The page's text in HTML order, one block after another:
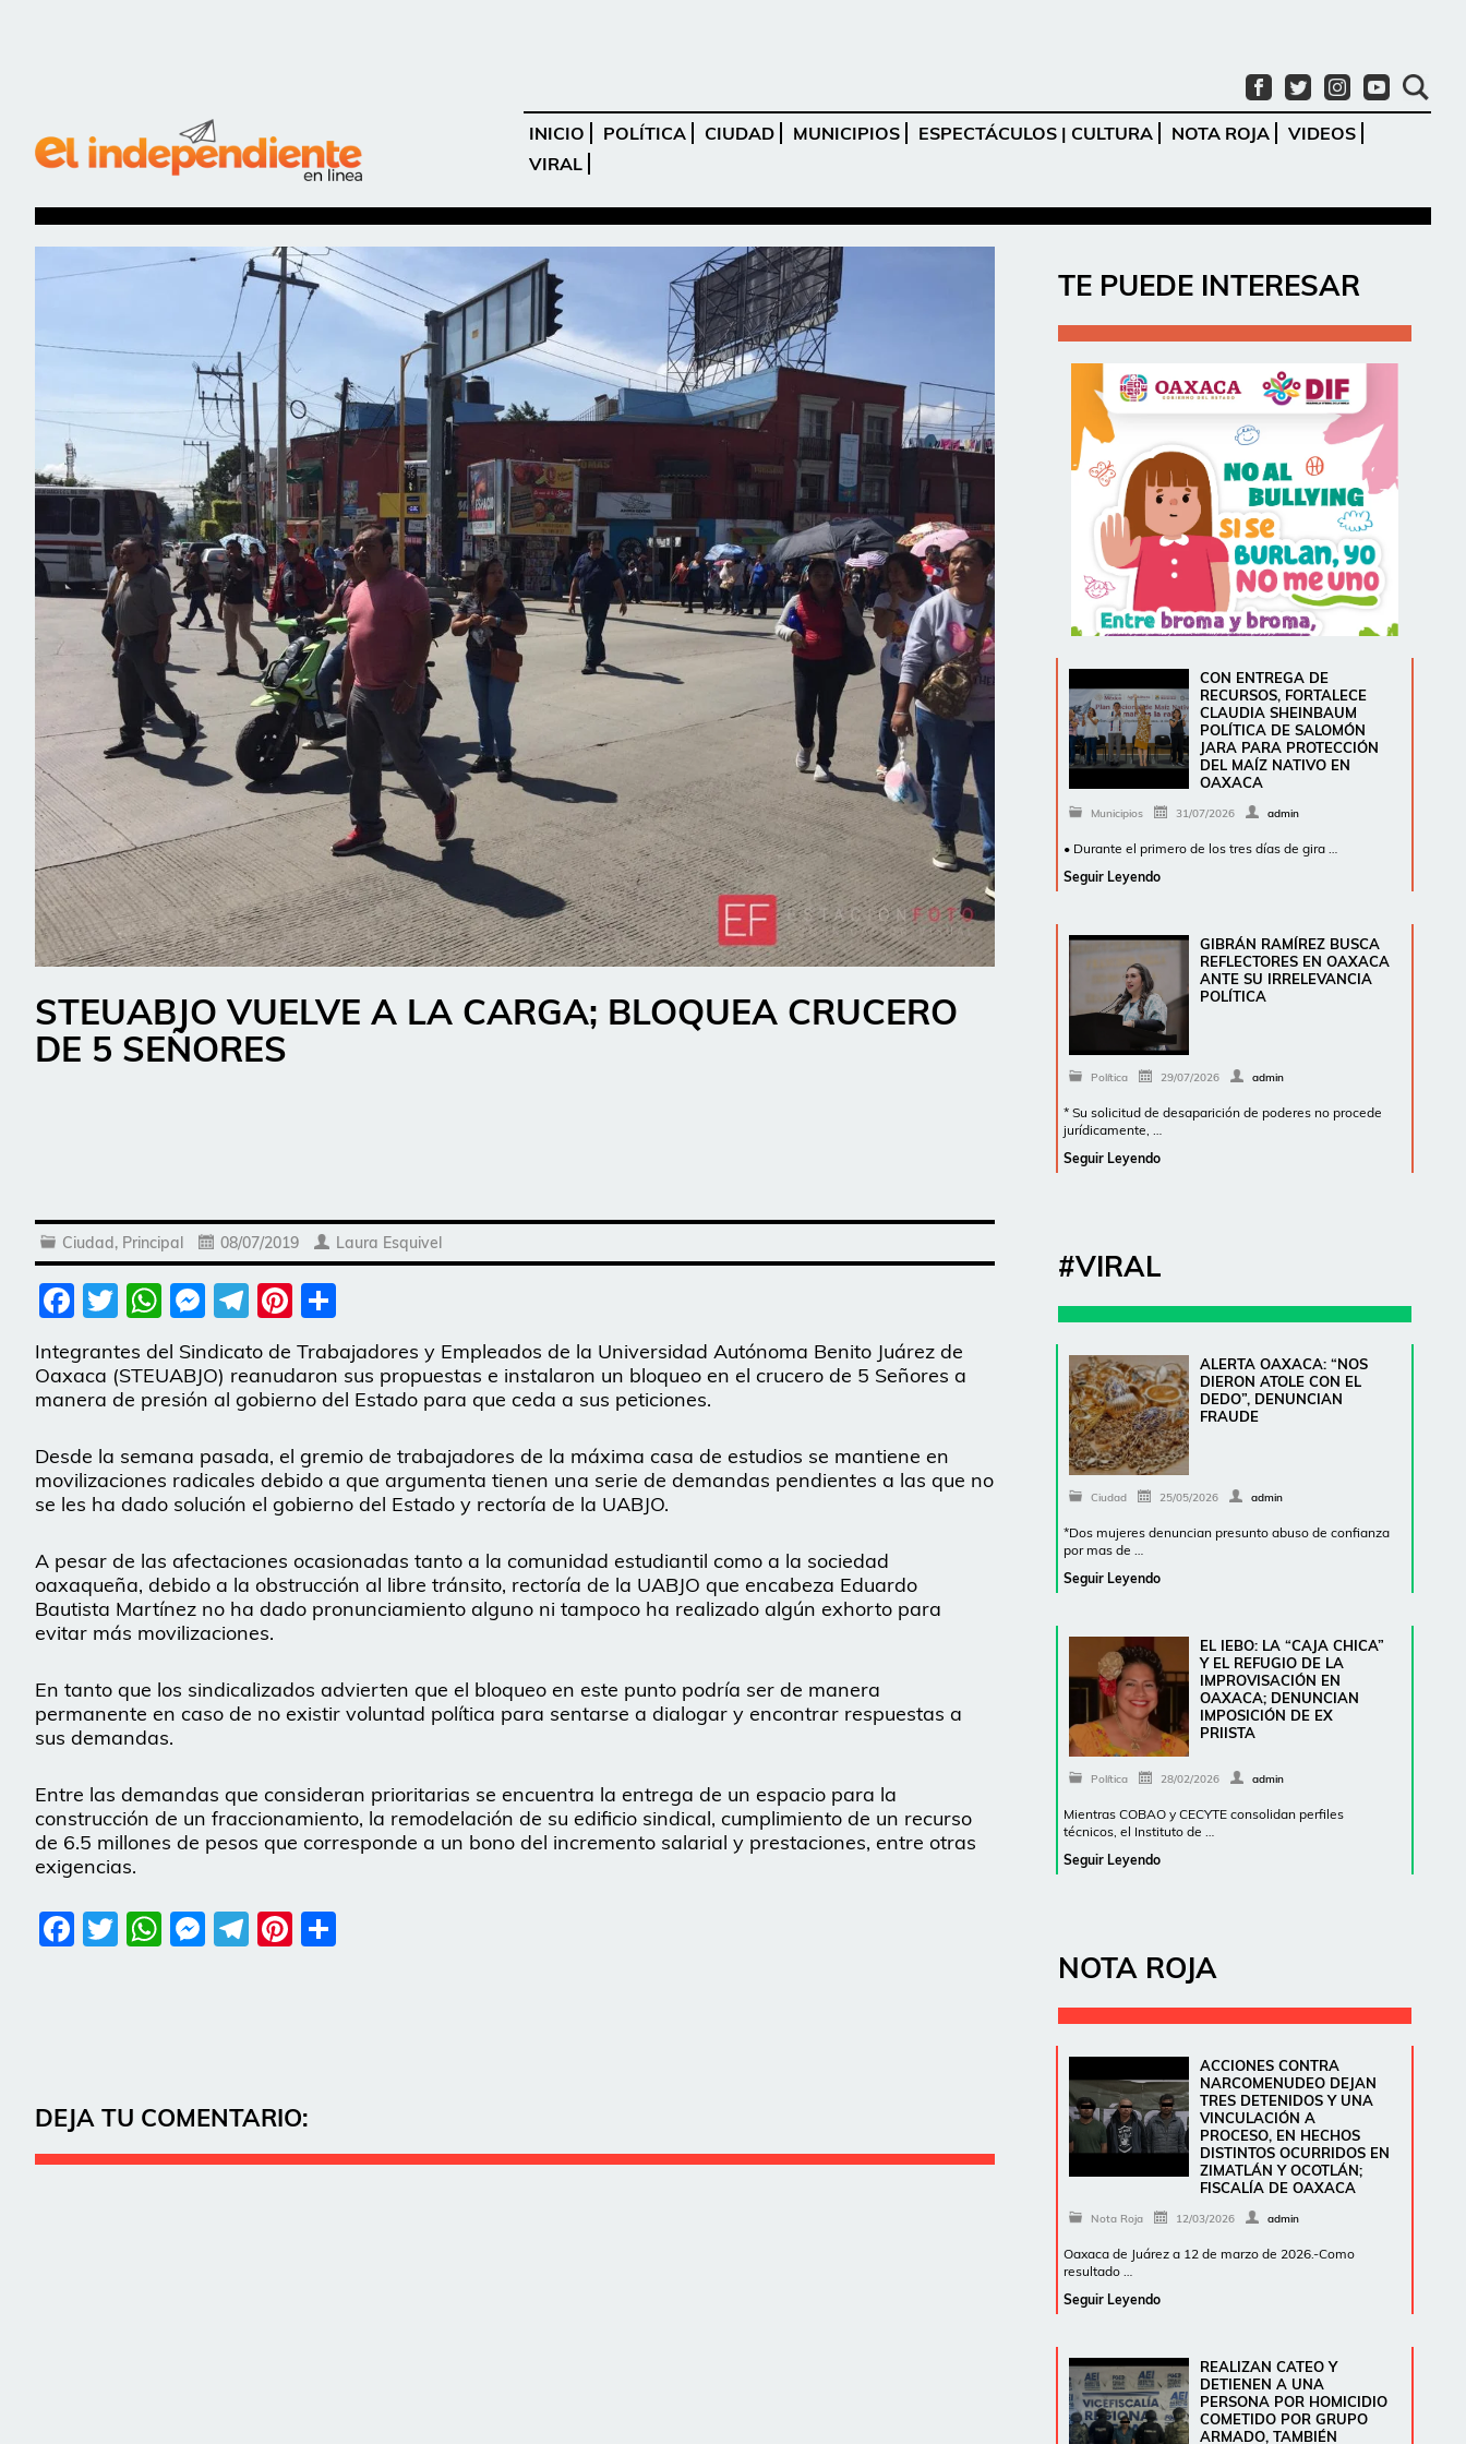
INICIO POLÍTICA CIUDAD MUNICIPIOS ESPECTÁCULOS | CULTURA NOTA ROJA
VIDEOS
VIRAL
STEUABJO VUELVE A LA CARGA; BLOQUEA CRUCERO
DE 5 SEÑORES
Ciudad, Principal 08/07/2019 Laura Esquivel
Facebook
Twitter
WhatsApp
Messenger
Telegram
Pinterest
Integrantes del Sindicato de Trabajadores y Empleados de la Universidad Autónoma Benito Juárez de
Oaxaca (STEUABJO) reanudaron sus propuestas e instalaron un bloqueo en el crucero de 5 Señores a
manera de presión al gobierno del Estado para que ceda a sus peticiones.
Desde la semana pasada, el gremio de trabajadores de la máxima casa de estudios se mantiene en
movilizaciones radicales debido a que argumenta tienen una serie de demandas pendientes a las que no
se les ha dado solución el gobierno del Estado y rectoría de la UABJO.
A pesar de las afectaciones ocasionadas tanto a la comunidad estudiantil como a la sociedad
oaxaqueña, debido a la obstrucción al libre tránsito, rectoría de la UABJO que encabeza Eduardo
Bautista Martínez no ha dado pronunciamiento alguno ni tampoco ha realizado algún exhorto para
evitar más movilizaciones.
En tanto que los sindicalizados advierten que el bloqueo en este punto podría ser de manera
permanente en caso de no existir voluntad política para sentarse a dialogar y encontrar respuestas a
sus demandas.
Entre las demandas que consideran prioritarias se encuentra la entrega de un espacio para la
construcción de un fraccionamiento, la remodelación de su edificio sindical, cumplimiento de un recurso
de 6.5 millones de pesos que corresponde a un bono del incremento salarial y prestaciones, entre otras
exigencias.
Facebook
Twitter
WhatsApp
Messenger
Telegram
Pinterest
DEJA TU COMENTARIO:
TE PUEDE INTERESAR
CON ENTREGA DE
RECURSOS, FORTALECE
CLAUDIA SHEINBAUM
POLÍTICA DE SALOMÓN
JARA PARA PROTECCIÓN
DEL MAÍZ NATIVO EN
OAXACA
Municipios 31/07/2026 admin
• Durante el primero de los tres días de gira …
Seguir Leyendo
GIBRÁN RAMÍREZ BUSCA
REFLECTORES EN OAXACA
ANTE SU IRRELEVANCIA
POLÍTICA
Política 29/07/2026 admin
* Su solicitud de desaparición de poderes no procede
jurídicamente, …
Seguir Leyendo
#VIRAL
ALERTA OAXACA: “NOS
DIERON ATOLE CON EL
DEDO”, DENUNCIAN
FRAUDE
Ciudad 25/05/2026 admin
*Dos mujeres denuncian presunto abuso de confianza
por mas de …
Seguir Leyendo
EL IEBO: LA “CAJA CHICA”
Y EL REFUGIO DE LA
IMPROVISACIÓN EN
OAXACA; DENUNCIAN
IMPOSICIÓN DE EX
PRIISTA
Política 28/02/2026 admin
Mientras COBAO y CECYTE consolidan perfiles
técnicos, el Instituto de …
Seguir Leyendo
NOTA ROJA
ACCIONES CONTRA
NARCOMENUDEO DEJAN
TRES DETENIDOS Y UNA
VINCULACIÓN A
PROCESO, EN HECHOS
DISTINTOS OCURRIDOS EN
ZIMATLÁN Y OCOTLÁN;
FISCALÍA DE OAXACA
Nota Roja 12/03/2026 admin
Oaxaca de Juárez a 12 de marzo de 2026.-Como
resultado …
Seguir Leyendo
REALIZAN CATEO Y
DETIENEN A UNA
PERSONA POR HOMICIDIO
COMETIDO POR GRUPO
ARMADO, TAMBIÉN